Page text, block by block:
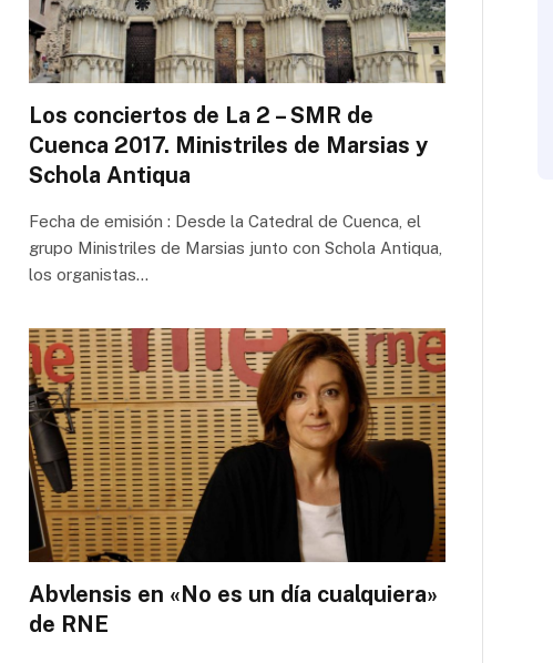
Los conciertos de La 2 – SMR de
Cuenca 2017. Ministriles de Marsias y
Schola Antiqua
Fecha de emisión : Desde la Catedral de Cuenca, el
grupo Ministriles de Marsias junto con Schola Antiqua,
los organistas…
Abvlensis en «No es un día cualquiera»
de RNE
mensaje de los oídos, parece servir de
provecho, no sólo al alma sino también
al cuerpo.